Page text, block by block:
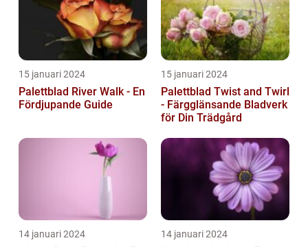
15 januari 2024
Palettblad River Walk - En
Fördjupande Guide
15 januari 2024
Palettblad Twist and Twirl
- Färgglänsande Bladverk
för Din Trädgård
14 januari 2024 14 januari 2024